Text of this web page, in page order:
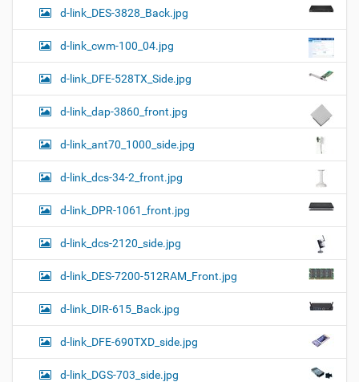
d-link_DES-3828_Back.jpg
d-link_cwm-100_04.jpg
d-link_DFE-528TX_Side.jpg
d-link_dap-3860_front.jpg
d-link_ant70_1000_side.jpg
d-link_dcs-34-2_front.jpg
d-link_DPR-1061_front.jpg
d-link_dcs-2120_side.jpg
d-link_DES-7200-512RAM_Front.jpg
d-link_DIR-615_Back.jpg
d-link_DFE-690TXD_side.jpg
d-link_DGS-703_side.jpg